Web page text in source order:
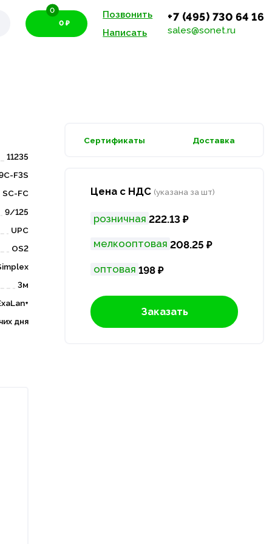
0 ₽
0
Позвонить
Написать
+7 (495) 730 64 16
sales@sonet.ru
11235
F3S
SC-FC
9/125
UPC
OS2
3м
дня
Сертификаты Доставка
Цена с НДС (указана за шт)
розничная 222.13 ₽
мелкооптовая 208.25 ₽
оптовая 198 ₽
Заказать